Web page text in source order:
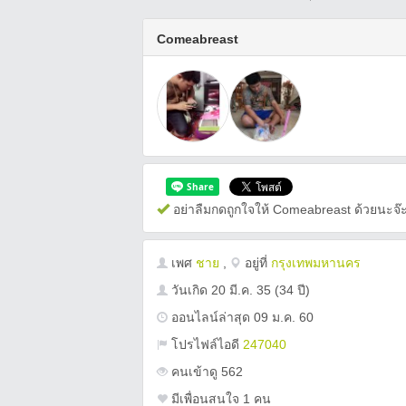
Comeabreast
อย่าลืมกดถูกใจให้ Comeabreast ด้วยนะจ๊
เพศ ชาย อยู่ที่ กรุงเทพมหานคร
วันเกิด 20 มี.ค. 35 (34 ปี)
ออนไลน์ล่าสุด 09 ม.ค. 60
โปรไฟล์ไอดี 247040
คนเข้าดู 562
มีเพื่อนสนใจ 1 คน